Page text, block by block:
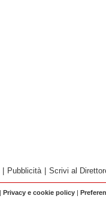
Pubblicità Scrivi al
Privacy e cookie policy